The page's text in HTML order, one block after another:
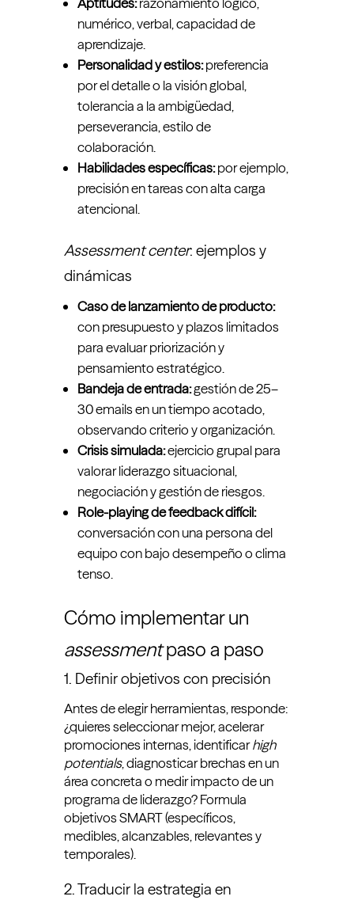
numérico, verbal, capacidad de
aprendizaje.
Personalidad y estilos:preferencia
por el detalle o la visión global,
tolerancia a la ambigüedad,
perseverancia, estilo de
colaboración.
Habilidades específicas:por ejemplo,
precisión en tareas con alta carga
atencional.
Assessment center: ejemplos y
dinámicas
Caso de lanzamiento de producto:
con presupuesto y plazos limitados
para evaluar priorización y
pensamiento estratégico.
Bandeja de entrada:gestión de 25–
30 emails en un tiempo acotado,
observando criterio y organización.
Crisis simulada:ejercicio grupal para
valorar liderazgo situacional,
negociación y gestión de riesgos.
Role-playing de feedback difícil:
conversación con una persona del
equipo con bajo desempeño o clima
tenso.
Cómo implementar un
assessmentpaso a paso
1. Definir objetivos con precisión
Antes de elegir herramientas, responde:
¿quieres seleccionar mejor, acelerar
promociones internas, identificarhigh
potentials, diagnosticar brechas en un
área concreta o medir impacto de un
programa de liderazgo? Formula
objetivos SMART (específicos,
medibles, alcanzables, relevantes y
temporales).
2. Traducir la estrategia en